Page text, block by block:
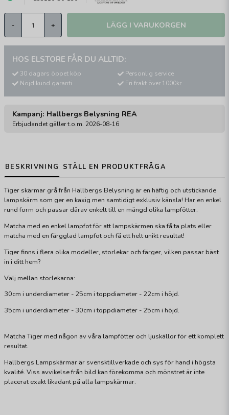
- + LÄGG I VARUKORGEN
HOS ELSTORE FÅR DU ALLTID:
30 dagars öppet köp
Nöjd kund garanti
Personlig service
Fri frakt över 1000kr
Kampanj: Hallbergs Belysning REA
Erbjudandet gäller t.o.m. 2026-08-16
BESKRIVNING STÄLL EN PRODUKTFRÅGA
Tiger skärmar grå från Hallbergs Belysning är en häftig och utstickande
lampskärm som ger en kaxig men samtidigt exklusiv känsla! Har en enkel
rund form och passar därav enkelt till en mängd olika lampfötter.
Matcha med en enkel lampfot för att lampskärmen ska få ta plats eller
matcha med en färgglad lampfot och få ett helt unikt resultat!
Tiger finns i flera olika modeller, storlekar och färger, vilken passar bäst
in i ditt hem?
Välj mellan storlekarna:
30cm i underdiameter - 25cm i toppdiameter - 22cm i höjd.
35cm i underdiameter - 30cm i toppdiameter - 25cm i höjd.
Matcha Tiger med någon av våra lampfötter och ljuskällor för ett komplett
resultat.
Hallbergs Lampskärmar är svensktillverkade och sys för hand i högsta
kvalité. Viss avvikelse från bild kan förekomma och mönstret är inte
placerat exakt likadant på alla lampskärmar.